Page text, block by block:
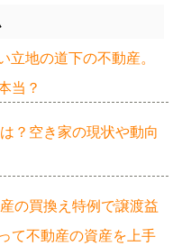
立地の道下の不動産。
当？
？空き家の現状や動向
の買換え特例で譲渡益
て不動産の資産を上手